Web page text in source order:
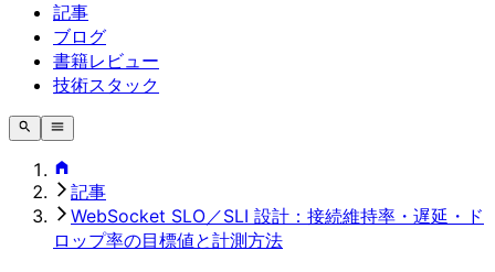
記事
ブログ
書籍レビュー
技術スタック
記事
WebSocket SLO／SLI 設計：接続維持率・遅延・ド
ロップ率の目標値と計測方法